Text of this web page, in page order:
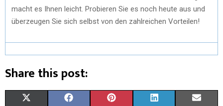
macht es Ihnen leicht. Probieren Sie es noch heute aus und
überzeugen Sie sich selbst von den zahlreichen Vorteilen!
Share this post: